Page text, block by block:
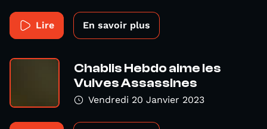
Lire En savoir plus
Chablis Hebdo aime les
Vulves Assassines
Vendredi 20 Janvier 2023